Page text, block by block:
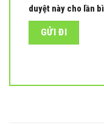
duyệt này cho lần